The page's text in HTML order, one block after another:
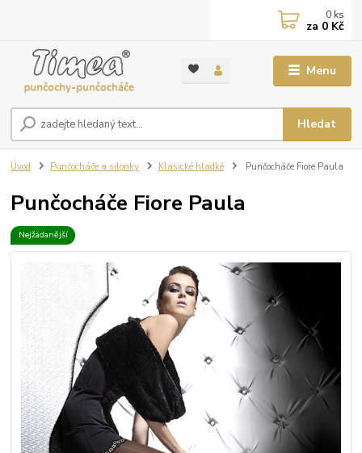
Menu
Hledat
0 ks
za 0 Kč
Úvod Punčocháče a silonky Klasické hladké Punčocháče Fiore Paula
Punčocháče Fiore Paula
Nejžádanější